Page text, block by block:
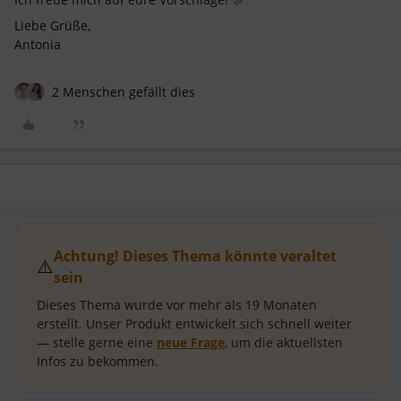
Liebe Grüße,
Antonia
2 Menschen gefällt dies
⚠️Achtung! Dieses Thema könnte veraltet
sein
Dieses Thema wurde vor mehr als 19 Monaten
erstellt. Unser Produkt entwickelt sich schnell weiter
— stelle gerne eine neue Frage, um die aktuellsten
Infos zu bekommen.